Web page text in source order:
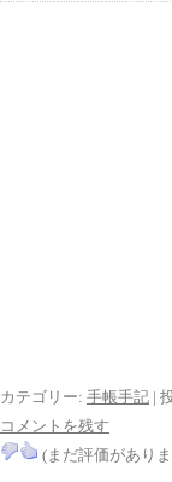
カテゴリー: 手帳手記 |
コメントを残す
(まだ評価があり